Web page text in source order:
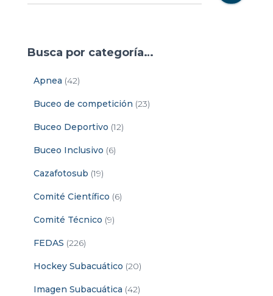
Busca por categoría…
Apnea (42)
Buceo de competición (23)
Buceo Deportivo (12)
Buceo Inclusivo (6)
Cazafotosub (19)
Comité Científico (6)
Comité Técnico (9)
FEDAS (226)
Hockey Subacuático (20)
Imagen Subacuática (42)